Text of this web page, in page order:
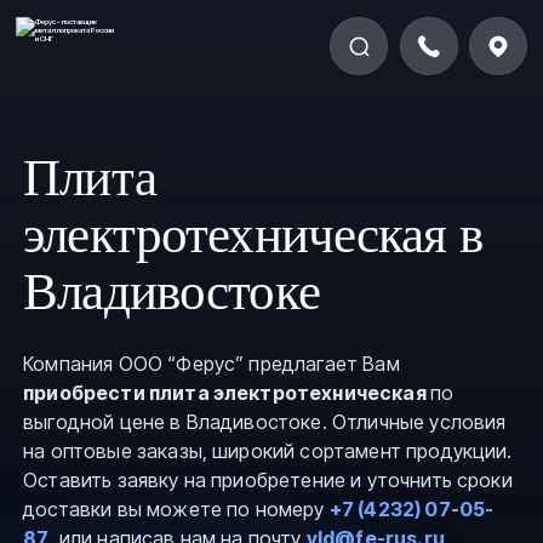
Плита
электротехническая в
Владивостоке
Компания ООО “Ферус” предлагает Вам
приобрести плита электротехническаяпо
выгодной цене в Владивостоке. Отличные условия
на оптовые заказы, широкий сортамент продукции.
Оставить заявку на приобретение и уточнить сроки
доставки вы можете по номеру +7 (4232) 07-05-